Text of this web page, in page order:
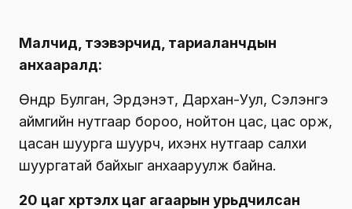
Малчид, тээвэрчид, тариаланчдын
анхааралд:
Өнөөдөр Булган, Эрдэнэт, Дархан-Уул, Сэлэнгэ
аймгийн нутгаар бороо, нойтон цас, цас орж,
цасан шуурга шуурч, ихэнх нутгаар салхи
шуургатай байхыг анхааруулж байна.
20 цаг хүртэлх цаг агаарын урьдчилсан